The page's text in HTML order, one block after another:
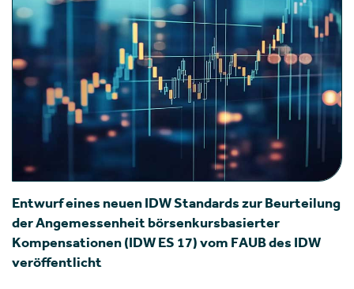
Entwurf eines neuen IDW Standards zur Beurteilung
der Angemessenheit börsenkursbasierter
Kompensationen (IDW ES 17) vom FAUB des IDW
veröffentlicht